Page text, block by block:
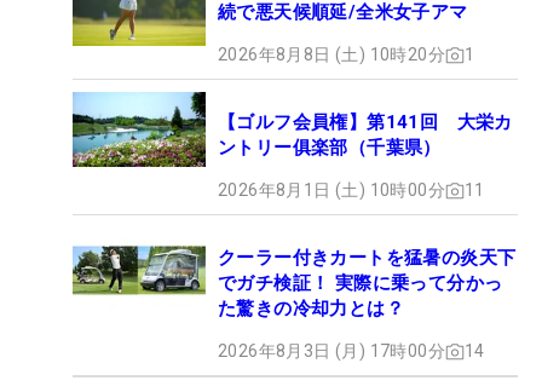
続で悪天候順延/全米女子アマ
2026年8月8日 (土) 10時20分 1
【ゴルフ会員権】第141回 大栄カ
ントリー俱楽部（千葉県）
2026年8月1日 (土) 10時00分 11
クーラー付きカートを猛暑の炎天下
でガチ検証！ 実際に乗って分かっ
た驚きの冷却力とは？
2026年8月3日 (月) 17時00分 14